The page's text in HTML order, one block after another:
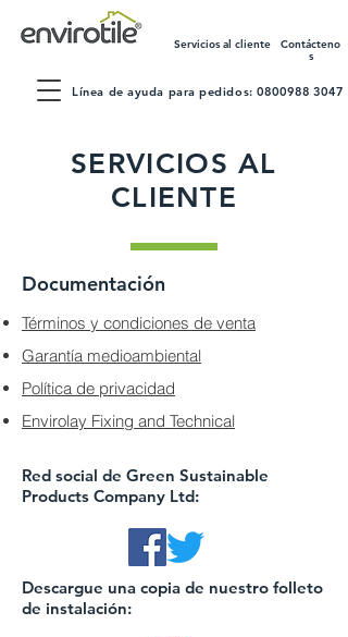
Línea de ayuda para pedidos: 0800988 3047
Servicios al cliente
Contácteno
s
SERVICIOS AL
CLIENTE
Documentación
Términos y condiciones de venta
Garantía medioambiental
Política de privacidad
Envirolay Fixing and Technical
Red social de Green Sustainable
Products Company Ltd:
Descargue una copia de nuestro folleto
de instalación: